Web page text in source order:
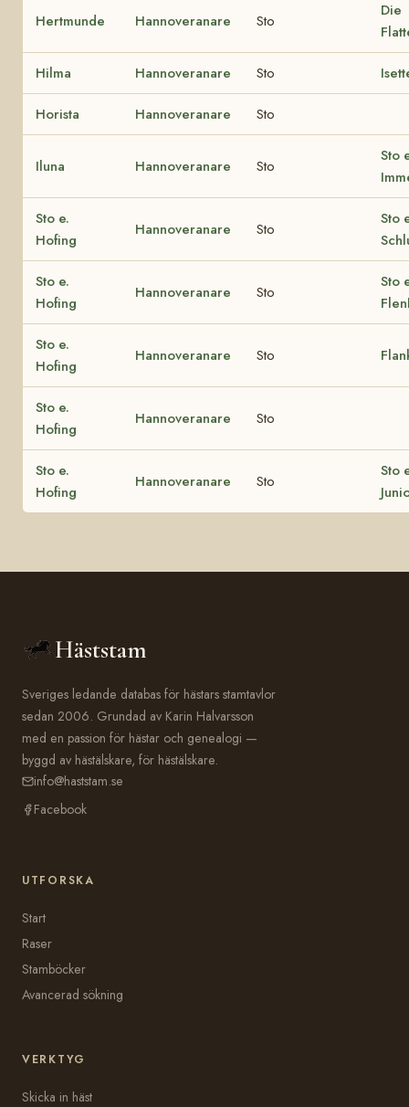
Hertmunde Hannoveranare Sto
Die
Hilma Hannoveranare Sto
Horista Hannoveranare Sto
Iluna Hannoveranare Sto
Sto
Sto e.
Hofing
Hannoveranare Sto
Sto
Sto e.
Hofing
Hannoveranare Sto
Sto
Sto e.
Hofing
Hannoveranare Sto
Sto e.
Hofing
Hannoveranare Sto
Sto e.
Hofing
Hannoveranare Sto
Sto
Häststam
Sveriges ledande databas för hästars stamtavlor
sedan 2006. Grundad av Karin Halvarsson
med en passion för hästar och genealogi —
byggd av hästälskare, för hästälskare.
info@haststam.se
Facebook
UTFORSKA
Start
Raser
Stamböcker
Avancerad sökning
VERKTYG
Skicka in häst